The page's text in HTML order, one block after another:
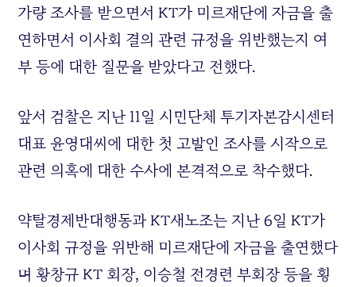
가량 조사를 받으면서 KT가 미르재단에 자금을 출
연하면서 이사회 결의 관련 규정을 위반했는지 여
부 등에 대한 질문을 받았다고 전했다.
앞서 검찰은 지난 11일 시민단체 투기자본감시센터
대표 윤영대씨에 대한 첫 고발인 조사를 시작으로
관련 의혹에 대한 수사에 본격적으로 착수했다.
약탈경제반대행동과 KT새노조는 지난 6일 KT가
이사회 규정을 위반해 미르재단에 자금을 출연했다
며 황창규 KT 회장, 이승철 전경련 부회장 등을 횡